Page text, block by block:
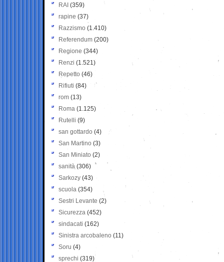
RAI (359)
rapine (37)
Razzismo (1.410)
Referendum (200)
Regione (344)
Renzi (1.521)
Repetto (46)
Rifiuti (84)
rom (13)
Roma (1.125)
Rutelli (9)
san gottardo (4)
San Martino (3)
San Miniato (2)
sanità (306)
Sarkozy (43)
scuola (354)
Sestri Levante (2)
Sicurezza (452)
sindacati (162)
Sinistra arcobaleno (11)
Soru (4)
sprechi (319)